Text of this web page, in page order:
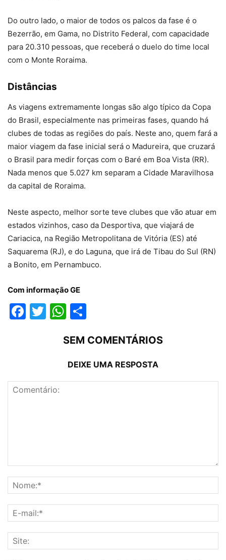
Do outro lado, o maior de todos os palcos da fase é o
Bezerrão, em Gama, no Distrito Federal, com capacidade
para 20.310 pessoas, que receberá o duelo do time local
com o Monte Roraima.
Distâncias
As viagens extremamente longas são algo típico da Copa
do Brasil, especialmente nas primeiras fases, quando há
clubes de todas as regiões do país. Neste ano, quem fará a
maior viagem da fase inicial será o Madureira, que cruzará
o Brasil para medir forças com o Baré em Boa Vista (RR).
Nada menos que 5.027 km separam a Cidade Maravilhosa
da capital de Roraima.
Neste aspecto, melhor sorte teve clubes que vão atuar em
estados vizinhos, caso da Desportiva, que viajará de
Cariacica, na Região Metropolitana de Vitória (ES) até
Saquarema (RJ), e do Laguna, que irá de Tibau do Sul (RN)
a Bonito, em Pernambuco.
Com informação GE
Facebook
TwitterWhatsApp
SEM COMENTÁRIOS
DEIXE UMA RESPOSTA